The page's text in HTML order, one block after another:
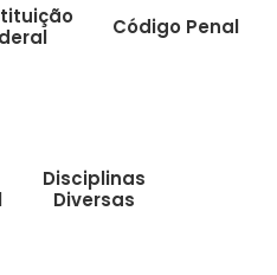
Código Penal
Disciplinas
Diversas